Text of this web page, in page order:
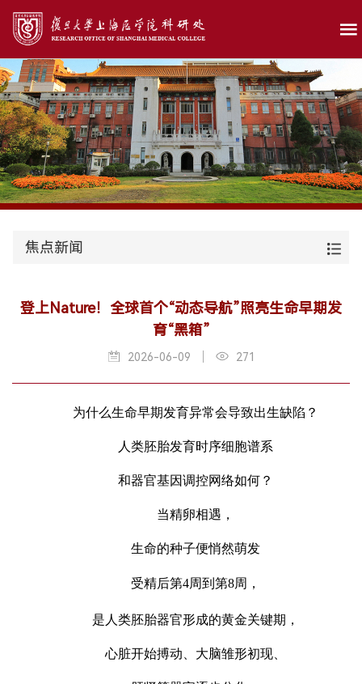
焦点新闻
登上Nature！全球首个“动态导航”照亮生命早期发
育“黑箱”
2026-06-09 271
为什么生命早期发育异常会导致出生缺陷？
人类胚胎发育时序细胞谱系
和器官基因调控网络如何？
当精卵相遇，
生命的种子便悄然萌发
受精后第4周到第8周 ，
是人类胚胎器官形成的黄金关键期 ，
心脏开始搏动、大脑雏形初现、